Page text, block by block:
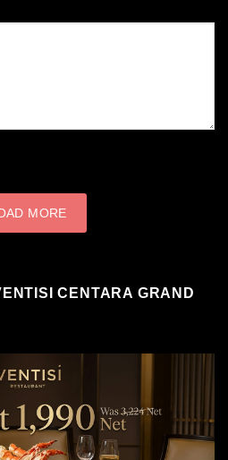
MORE
CENTARA GRAND